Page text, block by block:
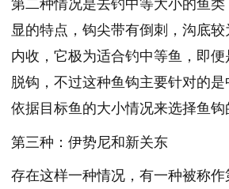
第二种情况是去钓中等大小的鱼类
显的特点，钩尖带有倒刺，沟底
内收，它极为适合钓中等鱼，即
脱钩，不过这种鱼钩主要针对的
依据目标鱼的大小情况来选择鱼钩
第三种：伊势尼和新关东
存在这样一种情况，有一种被称